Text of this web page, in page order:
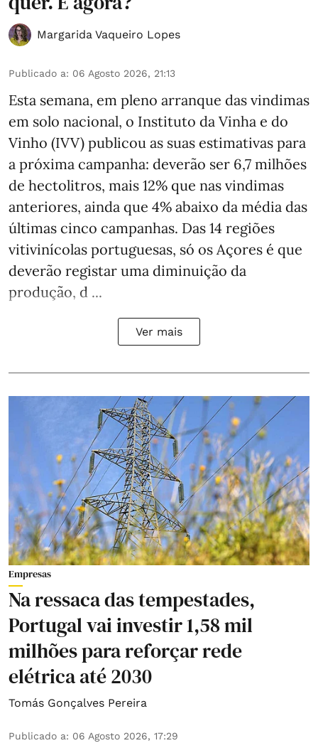
Margarida Vaqueiro Lopes
Publicado a: 06 Agosto 2026, 21:13
Esta semana, em pleno arranque das vindimas
em solo nacional, o Instituto da Vinha e do
Vinho (IVV) publicou as suas estimativas para
a próxima campanha: deverão ser 6,7 milhões
de hectolitros, mais 12% que nas vindimas
anteriores, ainda que 4% abaixo da média das
últimas cinco campanhas. Das 14 regiões
vitivinícolas portuguesas, só os Açores é que
deverão registar uma diminuição da
produção, d ...
Ver mais
Empresas
Na ressaca das tempestades,
Portugal vai investir 1,58 mil
milhões para reforçar rede
elétrica até 2030
Tomás Gonçalves Pereira
Publicado a: 06 Agosto 2026, 17:29